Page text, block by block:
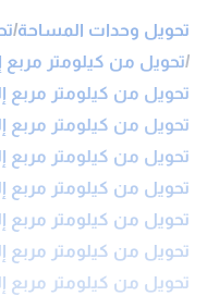
تحويل وحدات المساحة/
/تحويل من كيلومتر مربع
تحويل من كيلومتر مربع
تحويل من كيلومتر مربع
تحويل من كيلومتر مربع
تحويل من كيلومتر مربع
تحويل من كيلومتر مربع
تحويل من كيلومتر مربع
تحويل من كيلومتر مربع